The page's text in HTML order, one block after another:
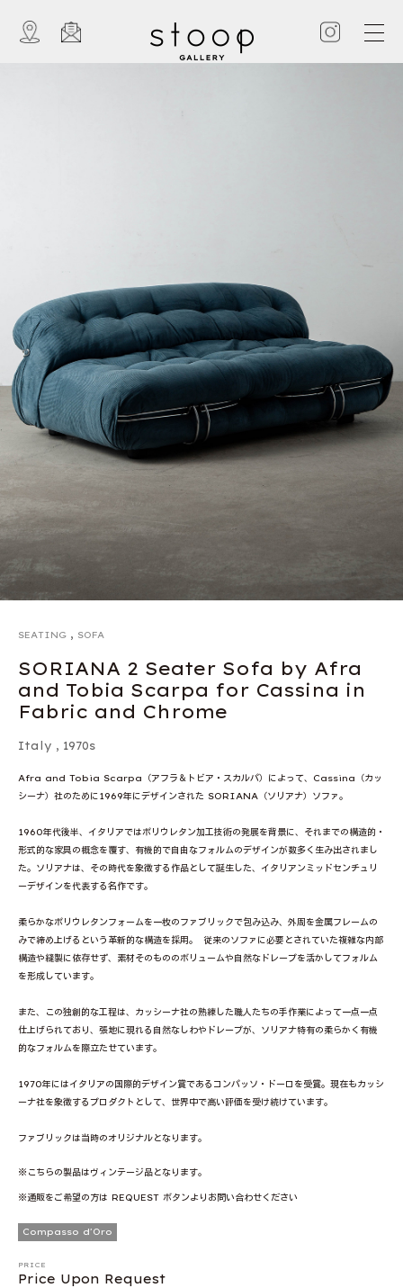
SEATING , SOFA
SORIANA 2 Seater Sofa by Afra
and Tobia Scarpa for Cassina in
Fabric and Chrome
Italy , 1970s
Afra and Tobia Scarpa（アフラ＆トビア・スカルパ）によって、Cassina（カッ
シーナ）社のために1969年にデザインされた SORIANA（ソリアナ）ソファ。
1960年代後半、イタリアではポリウレタン加工技術の発展を背景に、それまでの構造的・
形式的な家具の概念を覆す、有機的で自由なフォルムのデザインが数多く生み出されまし
た。ソリアナは、その時代を象徴する作品として誕生した、イタリアンミッドセンチュリ
ーデザインを代表する名作です。
柔らかなポリウレタンフォームを一枚のファブリックで包み込み、外周を金属フレームの
みで締め上げるという革新的な構造を採用。 従来のソファに必要とされていた複雑な内部
構造や縫製に依存せず、素材そのもののボリュームや自然なドレープを活かしてフォルム
を形成しています。
また、この独創的な工程は、カッシーナ社の熟練した職人たちの手作業によって一点一点
仕上げられており、張地に現れる自然なしわやドレープが、ソリアナ特有の柔らかく有機
的なフォルムを際立たせています。
1970年にはイタリアの国際的デザイン賞であるコンパッソ・ドーロを受賞。現在もカッシ
ーナ社を象徴するプロダクトとして、世界中で高い評価を受け続けています。
ファブリックは当時のオリジナルとなります。
※こちらの製品はヴィンテージ品となります。
※通販をご希望の方は REQUEST ボタンよりお問い合わせください
Compasso d'Oro
PRICE
Price Upon Request